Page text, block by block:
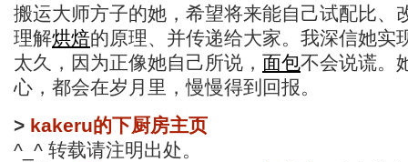
搬运大师方子的她，希望将来能自己试配比、
理解烘焙的原理、并传递给大家。我深信她实
太久，因为正像她自己所说， 面包不会说谎。
心，都会在岁月里，慢慢得到回报。
> kakeru的下厨房主页
^_^ 转载请注明出处。